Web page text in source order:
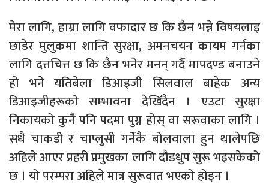
मेरा लागि, हाम्रा लागि वफादार छ कि छैन भन्ने विषयलाइ
छाडेर मुलुकमा शान्ति सुरक्षा, अमनचयन कायम गर्नका
लागि दत्तचित्त छ कि छैन भनेर मनन् गर्दै मापदण्ड बनाउने
हो भने यतिबेला डिआइजी सिलवाल बाहेक अन्य
डिआइजीहरूको सम्भावना देखिँदैन । एउटा सुरक्षा
निकायको कुनै पनि पदमा पुग्न होस् वा सरूवाका लागि ।
सधै चाकडी र चाप्लुसी गर्नेकै बोलवाला हुन थालेपछि
अहिले आएर प्रहरी प्रमुखका लागि दौडधुप सुरू भइसकेको
छ । यो परम्परा अहिले मात्र सुरूवात भएको होइन ।